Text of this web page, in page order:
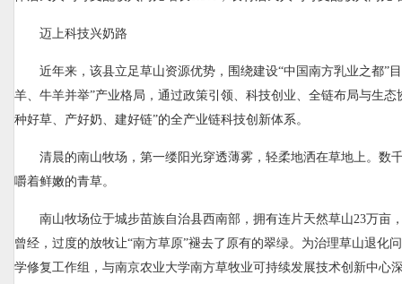
迈上科技兴奶路
近年来，该县立足草山资源优势，围绕建设“中国南方乳业之都”
羊、牛羊并举”产业格局，通过政策引领、科技创业、全链布局与生态
种好草、产好奶、建好链”的全产业链科技创新体系。
清晨的南山牧场，第一缕阳光穿透薄雾，轻柔地洒在草地上。数
嚼着鲜嫩的青草。
南山牧场位于城步苗族自治县西南部，拥有连片天然草山23万亩
曾经，过度的放牧让“南方草原”褪去了原有的翠绿。为治理草山退化
学修复工作组，与南京农业大学南方草牧业可持续发展技术创新中心